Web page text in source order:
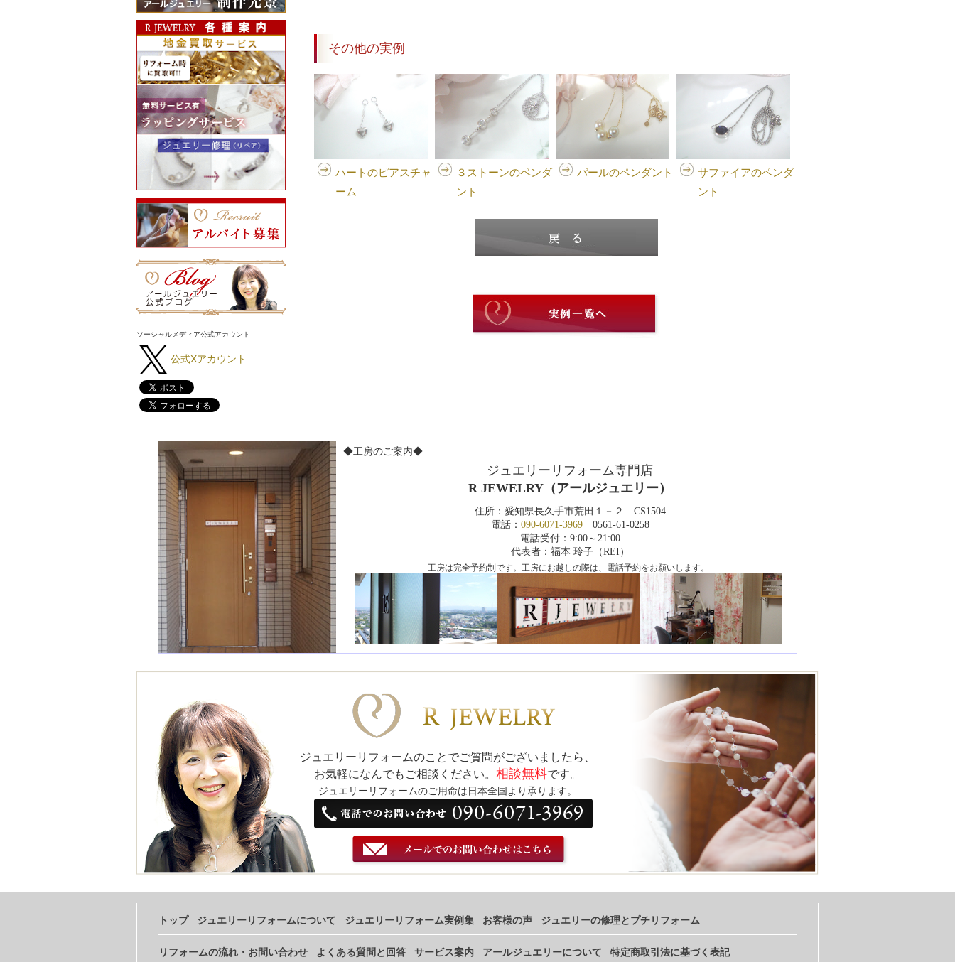
その他の実例
ハートのピアスチャ
ーム
３ストーンのペンダ
ント
パールのペンダント
サファイアのペンダ
ント
ソーシャルメディア公式アカウント
公式Xアカウント
◆工房のご案内◆
ジュエリーリフォーム専門店
R JEWELRY（アールジュエリー）
住所：愛知県長久手市荒田１－２ CS1504
電話： 090-6071-39690561-61-0258
電話受付：9:00～21:00
代表者：福本 玲子（REI）
工房は完全予約制です。工房にお越しの際は、電話予約をお願いします。
ジュエリーリフォームのことでご質問がございましたら、
お気軽になんでもご相談ください。 相談無料です。
ジュエリーリフォームのご用命は日本全国より承ります。
トップ ジュエリーリフォームについて ジュエリーリフォーム実例集 お客様の声 ジュエリーの修理とプチリフォーム
リフォームの流れ・お問い合わせ よくある質問と回答 サービス案内 アールジュエリーについて 特定商取引法に基づく表記